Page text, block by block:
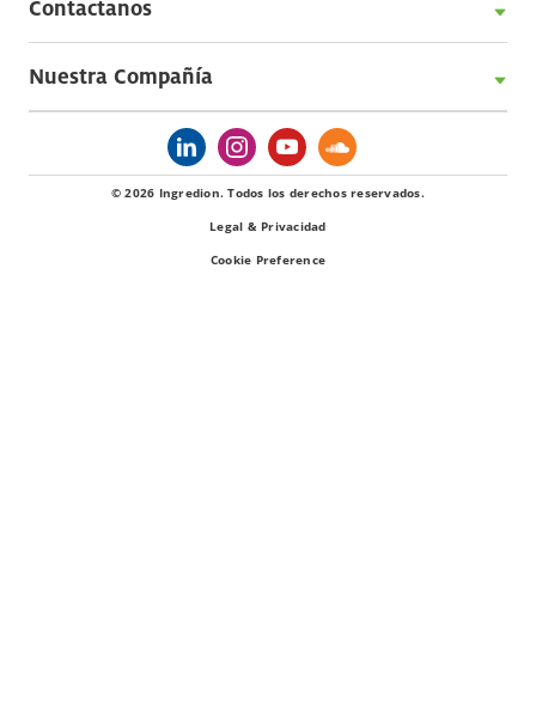
Contactanos
Nuestra Compañía
© 2026 Ingredion. Todos los derechos reservados.
Legal & Privacidad
Cookie Preference